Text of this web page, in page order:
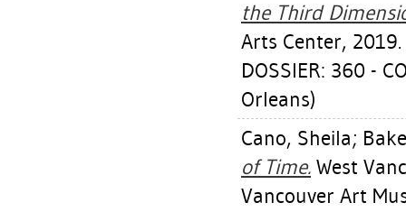
the Third
Arts Center, 2019.
DOSSIER: 360 -
Orleans)
Cano, Sheila;
of Time. West
Vancouver Art